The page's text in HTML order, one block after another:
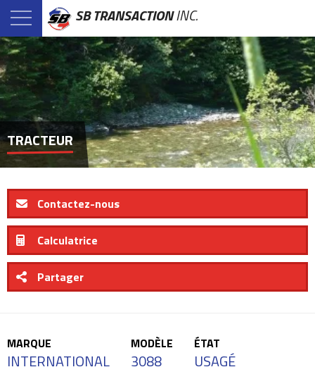
SB TRANSACTIONINC.
TRACTEUR
Contactez-nous
Calculatrice
Partager
MARQUE
INTERNATIONAL
MODÈLE
3088
ÉTAT
USAGÉ